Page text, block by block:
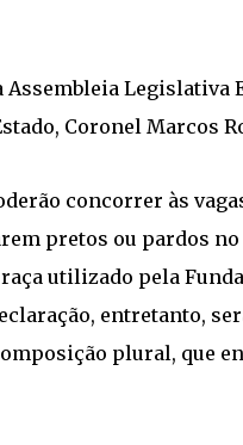
Legislativa
Coronel Marcos
concorrer às
pretos ou pardos
utilizado pela
entretanto,
plural, que